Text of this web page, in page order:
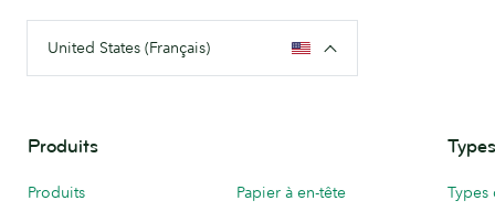
United States (Français)
Produits
Produits
Papier à en-tête